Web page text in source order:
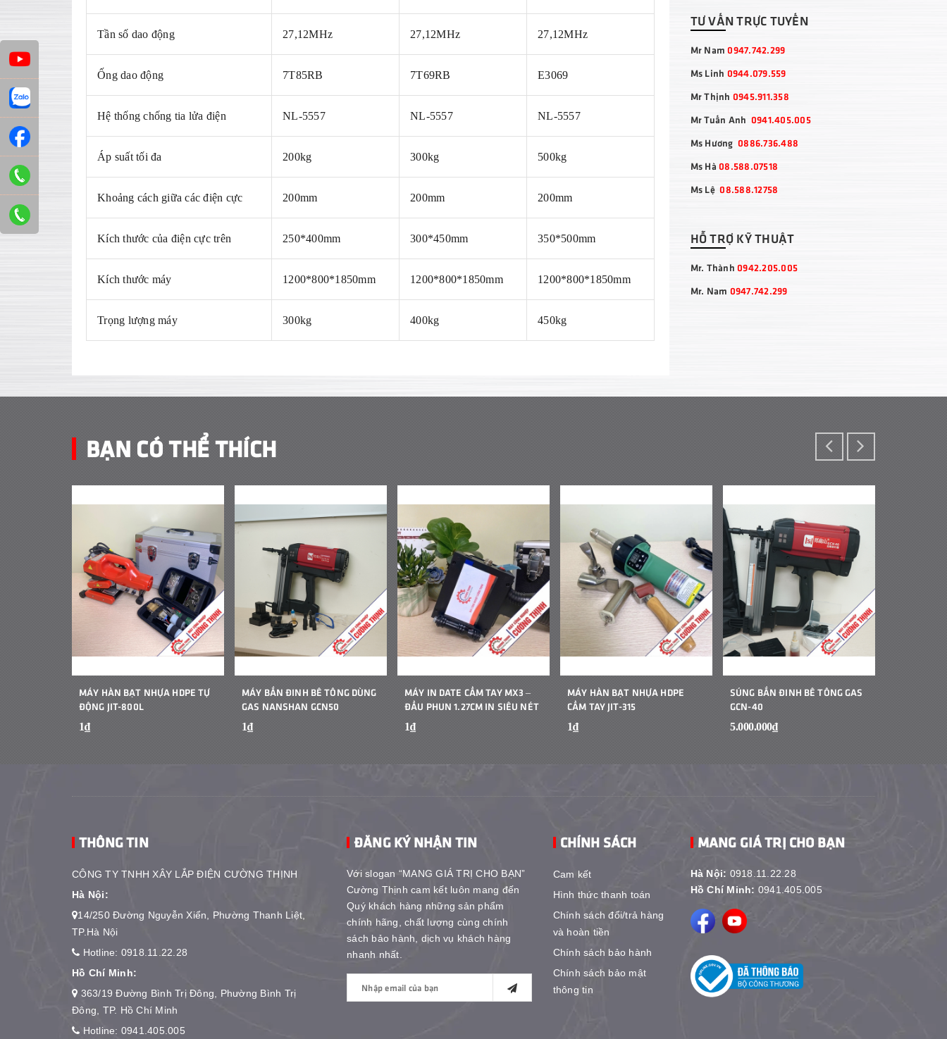
Tần số dao động 27,12MHz 27,12MHz 27,12MHz
Ống dao động 7T85RB 7T69RB E3069
Hệ thống chống tia lửa điện NL-5557 NL-5557 NL-5557
Áp suất tối đa 200kg 300kg 500kg
Khoảng cách giữa các điện cực 200mm 200mm 200mm
Kích thước của điện cực trên 250*400mm 300*450mm 350*500mm
Kích thước máy 1200*800*1850mm 1200*800*1850mm 1200*800*1850mm
Trọng lượng máy 300kg 400kg 450kg
TƯ VẤN TRỰC TUYẾN
Mr Nam0947.742.299
Ms Linh 0944.079.559
Mr Thịnh 0945.911.358
Mr Tuấn Anh 0941.405.005
Ms Hương 0886.736.488
Ms Hà 08.588.07518
Ms Lệ08.588.12758
HỖ TRỢ KỸ THUẬT
Mr. Thành 0942.205.005
Mr. Nam 0947.742.299
BẠN CÓ THỂ THÍCH
MÁY HÀN BẠT NHỰA HDPE TỰ
ĐỘNG JIT-800L
1₫
MÁY BẮN ĐINH BÊ TÔNG DÙNG
GAS NANSHAN GCN50
1₫
MÁY IN DATE CẦM TAY MX3 –
ĐẦU PHUN 1.27CM IN SIÊU NÉT
1₫
MÁY HÀN BẠT NHỰA HDPE
CẦM TAY JIT-315
1₫
SÚNG BẮN ĐINH BÊ TÔNG GAS
GCN-40
5.000.000₫
THÔNG TIN
CÔNG TY TNHH XÂY LẮP ĐIỆN CƯỜNG THỊNH
Hà Nội:
14/250 Đường Nguyễn Xiển, Phường Thanh Liệt,
TP.Hà Nội
Hotline: 0918.11.22.28
Hồ Chí Minh:
363/19 Đường Bình Trị Đông, Phường Bình Trị
Đông, TP. Hồ Chí Minh
Hotline: 0941.405.005
ĐĂNG KÝ NHẬN TIN
Với slogan “MANG GIÁ TRỊ CHO BẠN”
Cường Thịnh cam kết luôn mang đến
Quý khách hàng những sản phẩm
chính hãng, chất lượng cùng chính
sách bảo hành, dịch vụ khách hàng
nhanh nhất.
CHÍNH SÁCH
Cam kết
Hình thức thanh toán
Chính sách đổi/trả hàng
và hoàn tiền
Chính sách bảo hành
Chính sách bảo mật
thông tin
MANG GIÁ TRỊ CHO BẠN
Hà Nội: 0918.11.22.28
Hồ Chí Minh: 0941.405.005